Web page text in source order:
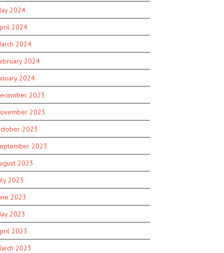
2024
2024
2024
2024
2024
2023
2023
2023
2023
2023
2023
2023
2023
2023
2023